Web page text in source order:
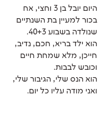
היום יובל בן 3 וחצי, אח
בכור למעיין בת השנתיים
שנולדה בשבוע 40+3.
הוא ילד בריא, חכם, נדיב,
חייכן, מלא שמחת חיים
וכובש לבבות.
הוא הנס שלי, הגיבור שלי,
ואני מודה עליו כל יום.